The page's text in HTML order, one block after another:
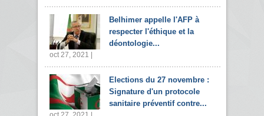
Belhimer appelle l'AFP à
respecter l'éthique et la
déontologie...
oct 27, 2021 |
Elections du 27 novembre :
Signature d'un protocole
sanitaire préventif contre...